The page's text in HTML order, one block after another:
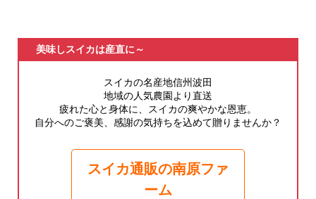
美味しスイカは産直に～
スイカの名産地信州波田
地域の人気農園より直送
疲れた心と身体に、スイカの爽やかな恩恵。
自分へのご褒美、感謝の気持ちを込めて贈りませんか？
スイカ通販の南原ファ
ーム